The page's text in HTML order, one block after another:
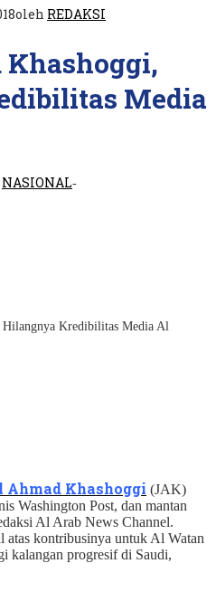
oleh REDAKSI
Media
NASIONAL-
Ahmad Khashoggi (JAK)
Washington Post, dan mantan
Al Arab News Channel.
kontribusinya untuk Al Watan
kalangan progresif di Saudi,